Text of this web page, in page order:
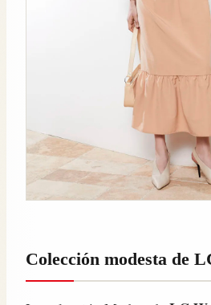
Colección modesta de